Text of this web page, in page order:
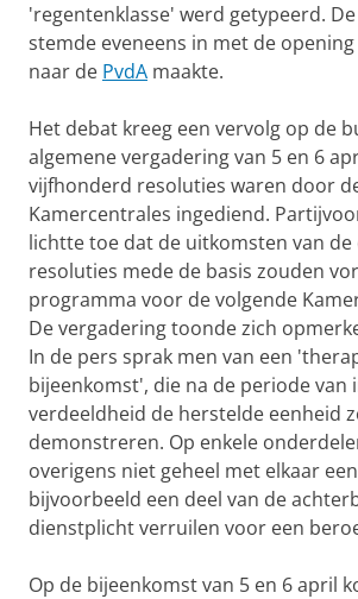
'regenten­klas­se' werd gety­peerd.
stemde eveneens in met de
naar de PvdA maakte.
Het debat kreeg een vervolg op de
algemene verga­dering van 5 en 6
vijfhonderd resoluties wa­ren door
Kamer­cen­trales ingediend.
lichtte toe dat de uitkomsten van de
resolu­ties mede de basis zouden
program­ma voor de volgende
De vergadering toonde zich
In de pers sprak men van een
bijeenkomst', die na de periode van
verdeeldheid de her­stelde eenheid
demonstreren. Op enkele
ove­rigens niet geheel met elkaar
bijvoor­beeld een deel van de
dienstplicht verruilen voor een
Op de bijeenkomst van 5 en 6 april